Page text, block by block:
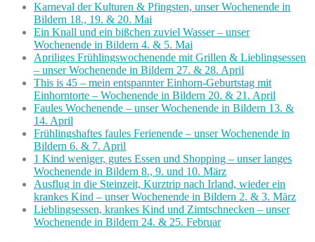
Karneval der Kulturen & Pfingsten, unser Wochenende in
Bildern 18., 19. & 20. Mai
Ein Knall und ein bißchen zuviel Wasser – unser
Wochenende in Bildern 4. & 5. Mai
Apriliges Frühlingswochenende mit Grillen & Lieblingsessen
– unser Wochenende in Bildern 27. & 28. April
This is 45 – mein entspannter Einhorn-Geburtstag mit
Einhorntorte – Wochenende in Bildern 20. & 21. April
Faules Wochenende – unser Wochenende in Bildern 13. &
14. April
Frühlingshaftes faules Ferienende – unser Wochenende in
Bildern 6. & 7. April
1 Kind weniger, gutes Essen und Shopping – unser langes
Wochenende in Bildern 8., 9. und 10. März
Ausflug in die Steinzeit, Kurztrip nach Irland, wieder ein
krankes Kind – unser Wochenende in Bildern 2. & 3. März
Lieblingsessen, krankes Kind und Zimtschnecken – unser
Wochenende in Bildern 24. & 25. Februar